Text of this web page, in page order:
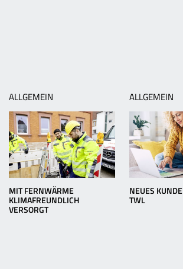
ALLGEMEIN
MIT FERNWÄRME
KLIMAFREUNDLICH
VERSORGT
ALLGEMEIN
NEUES
TWL